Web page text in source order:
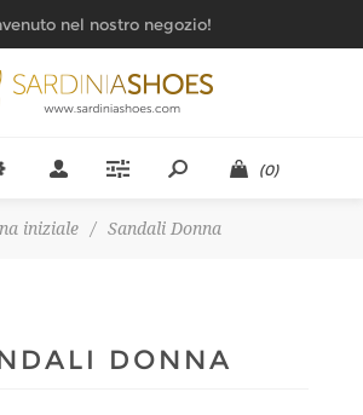
nel nostro negozio!
(0)
iniziale / Sandali Donna
DONNA